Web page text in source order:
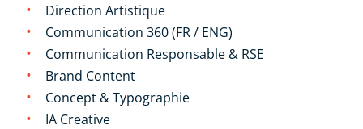
Direction Artistique
Communication 360 (FR / ENG)
Communication Responsable & RSE
Brand Content
Concept & Typographie
IA Creative